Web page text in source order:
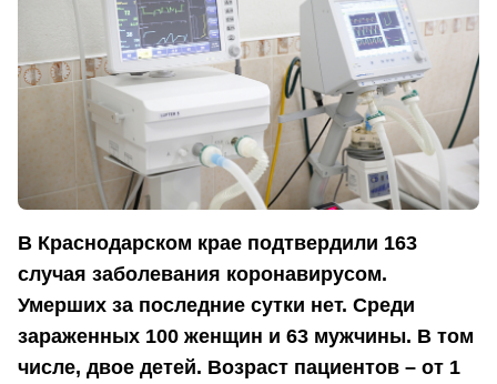
В Краснодарском крае подтвердили 163
случая заболевания коронавирусом.
Умерших за последние сутки нет. Среди
зараженных 100 женщин и 63 мужчины. В том
числе, двое детей. Возраст пациентов – от 1